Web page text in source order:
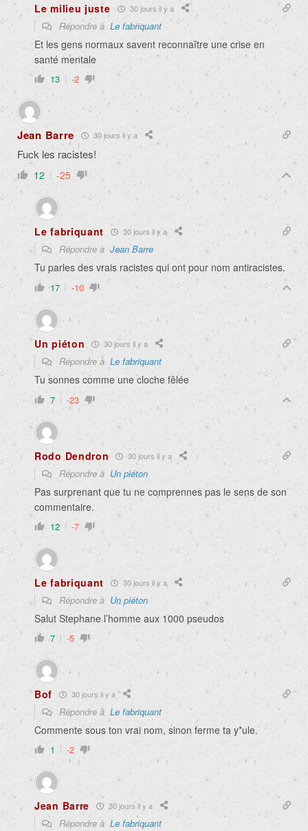
Le milieu juste 30 jours il y a
Répondre à Le fabriquant
Et les gens normaux savent reconnaître une crise en
santé mentale
13 -2
Jean Barre 30 jours il y a
Fuck les racistes!
12 -25
Le fabriquant 30 jours il y a
Répondre à Jean Barre
Tu parles des vrais racistes qui ont pour nom antiracistes.
17 -10
Un piéton 30 jours il y a
Répondre à Le fabriquant
Tu sonnes comme une cloche fêlée
7 -23
Rodo Dendron 30 jours il y a
Répondre à Un piéton
Pas surprenant que tu ne comprennes pas le sens de son
commentaire.
12 -7
Le fabriquant 30 jours il y a
Répondre à Un piéton
Salut Stephane l’homme aux 1000 pseudos
7 -5
Bof 30 jours il y a
Répondre à Le fabriquant
Commente sous ton vrai nom, sinon ferme ta y*ule.
1 -2
Jean Barre 30 jours il y a
Répondre à Le fabriquant